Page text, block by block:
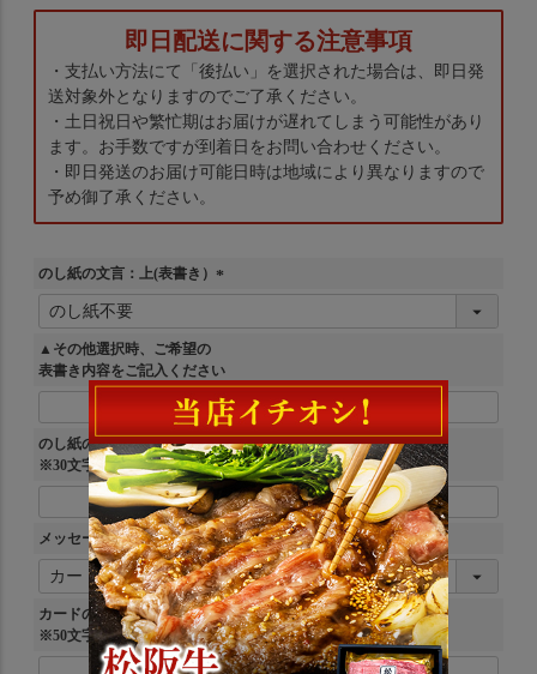
即日配送に関する注意事項
・支払い方法にて「後払い」を選択された場合は、即日発
送対象外となりますのでご了承ください。
・土日祝日や繁忙期はお届けが遅れてしまう可能性があり
ます。お手数ですが到着日をお問い合わせください。
・即日発送のお届け可能日時は地域により異なりますので
予め御了承ください。
のし紙の文言：上(表書き）
(
▲その他選択時、ご希望の
表書き内容をご記入ください
のし紙の文言：下（お名前）
※30文字まで
メッセージカード
(
必
須
)
カードの文言：
※50文字まで